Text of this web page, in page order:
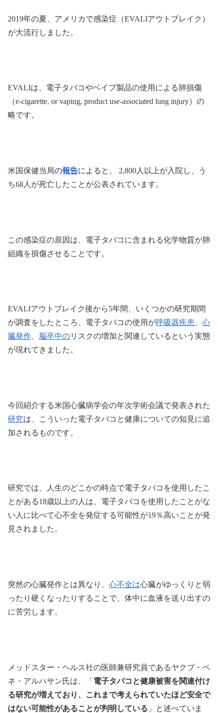
2019年の夏、アメリカで感染症（EVALIアウトブレイク）
が大流行しました。
EVALIは、電子タバコやベイプ製品の使用による肺損傷
（e-cigarette, or vaping, product use-associated lung injury）の
略です。
米国保健当局の報告によると、 2,800人以上が入院し、う
ち68人が死亡したことが公表されています。
この感染症の原因は、電子タバコに含まれる化学物質が肺
組織を損傷させることです。
EVALIアウトブレイク後から5年間、いくつかの研究期間
が調査をしたところ、電子タバコの使用が呼吸器疾患
心
臓発作
脳卒中のリスクの増加と関連しているという実態
が現れてきました。
今回紹介する米国心臓病学会の年次学術会議で発表された
研究は、こういった電子タバコと健康についての知見に追
加されるものです。
研究では、人生のどこかの時点で電子タバコを使用したこ
とがある18歳以上の人は、電子タバコを使用したことがな
い人に比べて心不全を発症する可能性が19％高いことが発
見されました。
突然の心臓発作とは異なり、 心不全は心臓がゆっくりと弱
ったり硬くなったりすることで、体中に血液を送り出すの
に苦労します。
メッドスター・ヘルス社の医師兼研究員であるヤクブ・ベ
ネ・アルハサン氏は、「 電子タバコと健康被害を関連付け
る研究が増えており、これまで考えられていたほど安全で
はない可能性があることが判明している 」と述べていま